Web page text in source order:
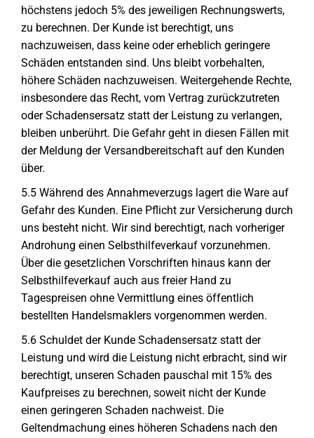
höchstens jedoch 5% des jeweiligen Rechnungswerts,
zu berechnen. Der Kunde ist berechtigt, uns
nachzuweisen, dass keine oder erheblich geringere
Schäden entstanden sind. Uns bleibt vorbehalten,
höhere Schäden nachzuweisen. Weitergehende Rechte,
insbesondere das Recht, vom Vertrag zurückzutreten
oder Schadensersatz statt der Leistung zu verlangen,
bleiben unberührt. Die Gefahr geht in diesen Fällen mit
der Meldung der Versandbereitschaft auf den Kunden
über.
5.5 Während des Annahmeverzugs lagert die Ware auf
Gefahr des Kunden. Eine Pflicht zur Versicherung durch
uns besteht nicht. Wir sind berechtigt, nach vorheriger
Androhung einen Selbsthilfeverkauf vorzunehmen.
Über die gesetzlichen Vorschriften hinaus kann der
Selbsthilfeverkauf auch aus freier Hand zu
Tagespreisen ohne Vermittlung eines öffentlich
bestellten Handelsmaklers vorgenommen werden.
5.6 Schuldet der Kunde Schadensersatz statt der
Leistung und wird die Leistung nicht erbracht, sind wir
berechtigt, unseren Schaden pauschal mit 15% des
Kaufpreises zu berechnen, soweit nicht der Kunde
einen geringeren Schaden nachweist. Die
Geltendmachung eines höheren Schadens nach den